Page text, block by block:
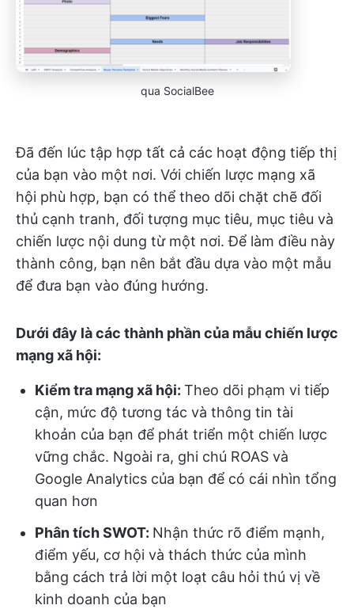
qua SocialBee
Đã đến lúc tập hợp tất cả các hoạt động tiếp thị
của bạn vào một nơi. Với chiến lược mạng xã
hội phù hợp, bạn có thể theo dõi chặt chẽ đối
thủ cạnh tranh, đối tượng mục tiêu, mục tiêu và
chiến lược nội dung từ một nơi. Để làm điều này
thành công, bạn nên bắt đầu dựa vào một mẫu
để đưa bạn vào đúng hướng.
Dưới đây là các thành phần của mẫu chiến lược
mạng xã hội:
Kiểm tra mạng xã hội: Theo dõi phạm vi tiếp
cận, mức độ tương tác và thông tin tài
khoản của bạn để phát triển một chiến lược
vững chắc. Ngoài ra, ghi chú ROAS và
Google Analytics của bạn để có cái nhìn tổng
quan hơn
Phân tích SWOT: Nhận thức rõ điểm mạnh,
điểm yếu, cơ hội và thách thức của mình
bằng cách trả lời một loạt câu hỏi thú vị về
kinh doanh của bạn